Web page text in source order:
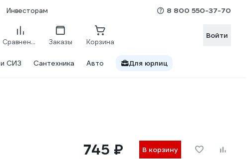
Инвесторам 8 800 550-37-70
Сравнение Заказы Корзина
Войти
СИЗ Сантехника Авто Для юрлиц
745 ₽ В корзину